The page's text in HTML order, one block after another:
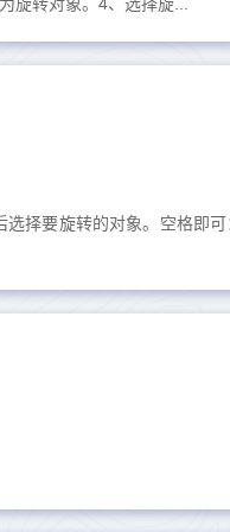
择要旋转的对象。空格即